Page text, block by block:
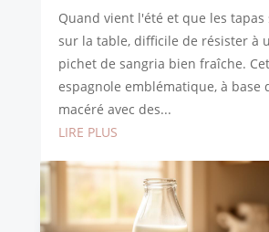
Quand vient l'été et que les
sur la table, difficile de résister à
pichet de sangria bien fraîche.
espagnole emblématique, à base
macéré avec des...
LIRE PLUS